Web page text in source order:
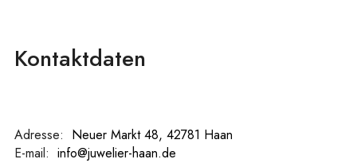
Kontaktdaten
Adresse: Neuer Markt 48, 42781 Haan
E-mail: info@juwelier-haan.de